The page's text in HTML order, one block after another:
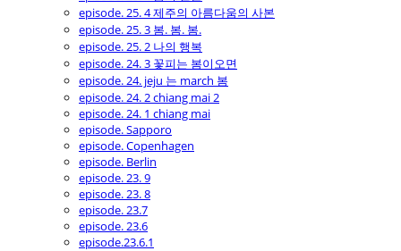
episode. 25. 4 제주의 아름다움의 사본
episode. 25. 3 봄. 봄. 봄.
episode. 25. 2 나의 행복
episode. 24. 3 꽃피는 봄이오면
episode. 24. jeju 는 march 봄
episode. 24. 2 chiang mai 2
episode. 24. 1 chiang mai
episode. Sapporo
episode. Copenhagen
episode. Berlin
episode. 23. 9
episode. 23. 8
episode. 23.7
episode. 23.6
episode.23.6.1